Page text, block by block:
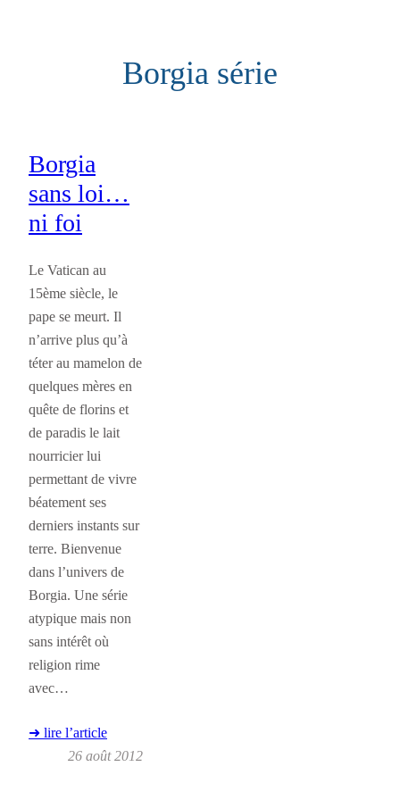
Borgia série
Borgia
sans loi…
ni foi
Le Vatican au
15ème siècle, le
pape se meurt. Il
n’arrive plus qu’à
téter au mamelon de
quelques mères en
quête de florins et
de paradis le lait
nourricier lui
permettant de vivre
béatement ses
derniers instants sur
terre. Bienvenue
dans l’univers de
Borgia. Une série
atypique mais non
sans intérêt où
religion rime
avec…
➜ lire l’article
26 août 2012